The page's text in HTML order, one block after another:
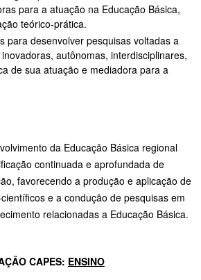
para a atuação na Educação Básica,
teórico-prática.
para desenvolver pesquisas voltadas a
autônomas, interdisciplinares,
de sua atuação e mediadora para a
da Educação Básica regional
continuada e aprofundada de
favorecendo a produção e aplicação de
e a condução de pesquisas em
relacionadas a Educação Básica.
CAPES: ENSINO